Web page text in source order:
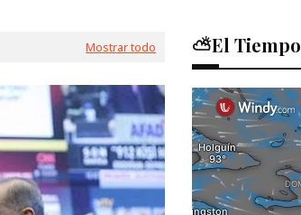
Mostrar todo ⛅El Tiempo